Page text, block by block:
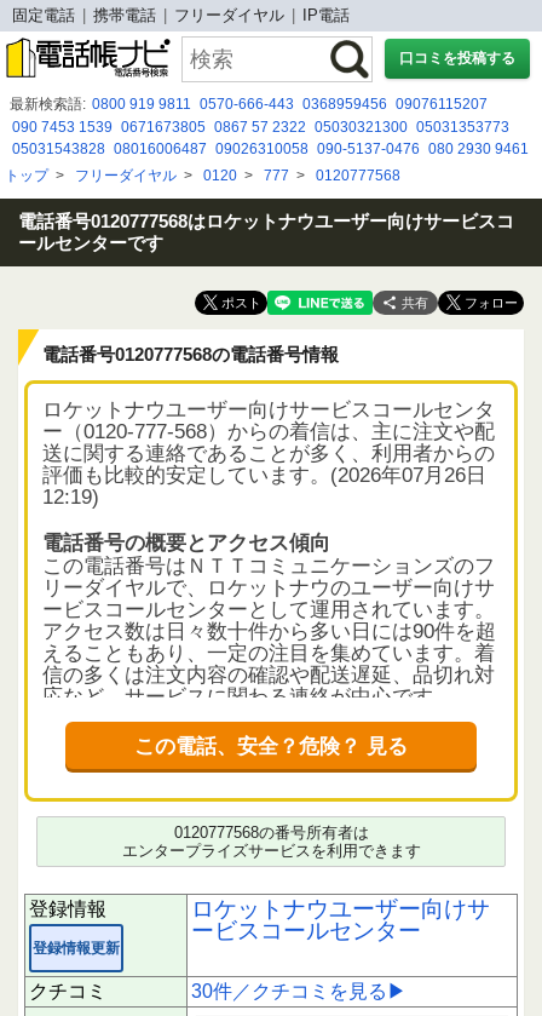
固定電話 携帯電話 フリーダイヤル IP電話
口コミを投稿する
最新検索語: 0800 919 9811 0570-666-443 0368959456 09076115207
090 7453 1539 0671673805 0867 57 2322 05030321300 05031353773
05031543828 08016006487 09026310058 090-5137-0476 080 2930 9461
080 4992 4915 050-3537-4918 0367377085 0800 500 8188
090 4505 9325 09071587748 05031076991 0120519535 0120429313
08015851598
トップ> フリーダイヤル > 0120 > 777 > 0120777568
電話番号0120777568はロケットナウユーザー向けサービスコ
ールセンターです
共有
電話番号0120777568の電話番号情報
ロケットナウユーザー向けサービスコールセンタ
ー（0120-777-568）からの着信は、主に注文や配
送に関する連絡であることが多く、利用者からの
評価も比較的安定しています。(2026年07月26日
12:19)
電話番号の概要とアクセス傾向
この電話番号はＮＴＴコミュニケーションズのフ
リーダイヤルで、ロケットナウのユーザー向けサ
ービスコールセンターとして運用されています。
アクセス数は日々数十件から多い日には90件を超
えることもあり、一定の注目を集めています。着
信の多くは注文内容の確認や配送遅延、品切れ対
応など、サービスに関わる連絡が中心です。
クチコミから読み解く電話の実態
利用者からの29件のクチコミでは、注文の品切れ
ています。例えば、配送中の荷物に関する問い合
わせや、注文内容の変更、キャンセルの確認など
が典型的な内容です。返金対応やクーポンの提供
といったフォローも報告されており、サービス側
の誠実な対応が伺えます。一方で、何度も電話が
かかってきて煩わしいと感じる声も一部にありま
すが、全体としては安全と評価する意見が多く、
迷惑電話の報告は少数です。
利用者へのアドバイス
この電話、安全？危険？ 見る
0120777568の番号所有者は
エンタープライズサービスを利用できます
登録情報
登録情報更新
ロケットナウユーザー向けサ
ービスコールセンター
クチコミ 30件／クチコミを見る▶